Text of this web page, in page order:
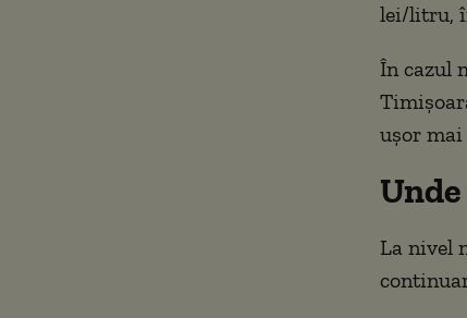
lei/litru,
În cazul
ușor
La nivel